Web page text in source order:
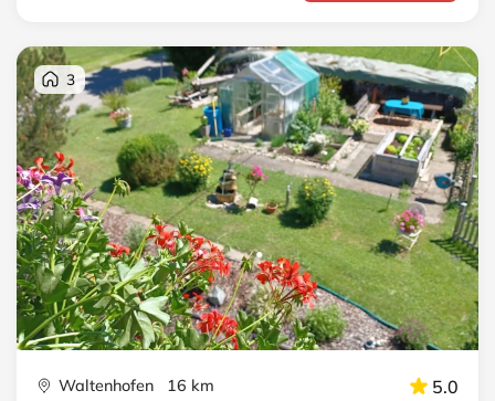
3
Waltenhofen 16 km 5.0